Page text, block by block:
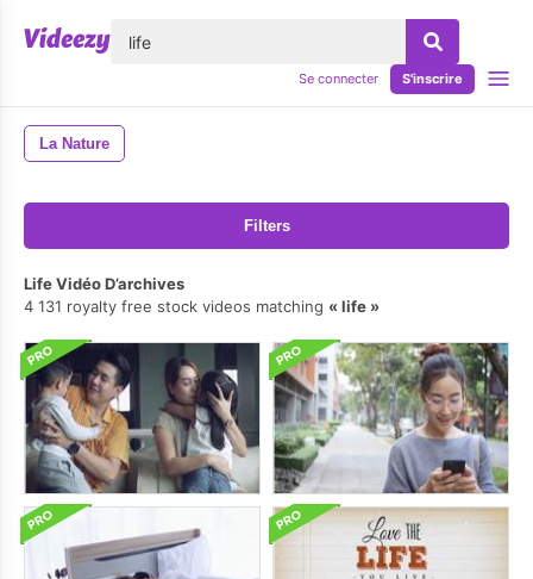
Se connecter S'inscrire
La Nature
Filters
Life Vidéo D’archives
4 131 royalty free stock videos matching
life